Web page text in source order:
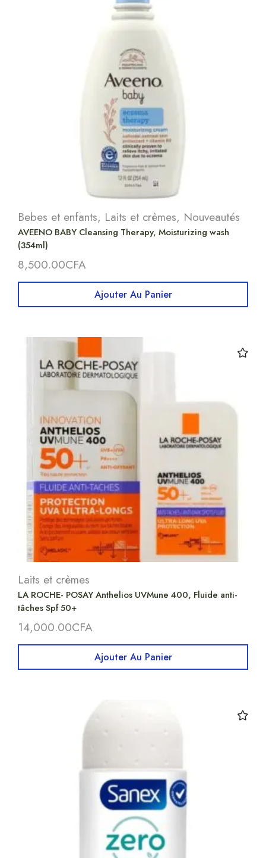
Bebes et enfants, Laits et crèmes, Nouveautés
AVEENO BABY Cleansing Therapy, Moisturizing wash
(354ml)
8,500.00CFA
Ajouter Au Panier
Laits et crèmes
LA ROCHE- POSAY Anthelios UVMune 400, Fluide anti-
tâches Spf 50+
14,000.00CFA
Ajouter Au Panier